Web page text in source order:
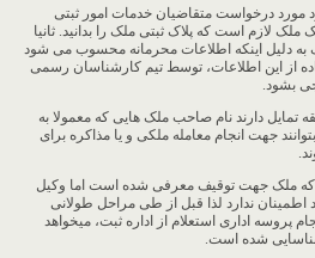
مورد درخواست متقاضیان خدمات امور ثبتی
لازم است که پلاک ثبتی ملک را بدانید. ثانیا
دلیل اینکه اطلاعات محرمانه محسوب می شود
از این اطلاعات، توسط تیم کارشناسان رسمی
بشود.
تمایل دارند نام صاحب ملک هایی که معمولا به
جهت انجام معامله ملکی و یا مذاکره برای
که ملک جهت توقیف معرفی شده است اما وکیل
اطمینان ندارد لذا قبل از طی مراحل طولانی
پروسه اداری استعلام از اداره ثبت، میخواهد
شده است.